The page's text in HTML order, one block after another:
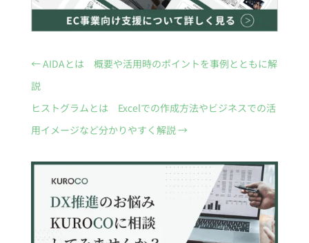
←AIDAとは 概要や活用時のポイントを事例とともに解
説
ヒストグラムとは Excelでの作成方法やビジネスでの活
用イメージなど分かりやすく解説→